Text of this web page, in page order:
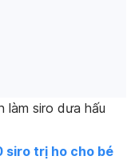
làm siro dưa hấu
siro trị ho cho bé